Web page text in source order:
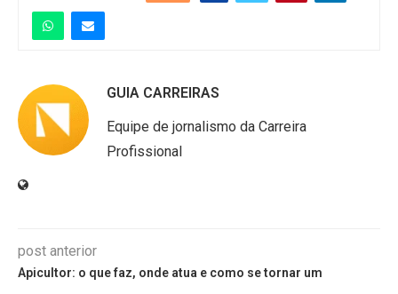
GUIA CARREIRAS
Equipe de jornalismo da Carreira
Profissional
post anterior
Apicultor: o que faz, onde atua e como se tornar um